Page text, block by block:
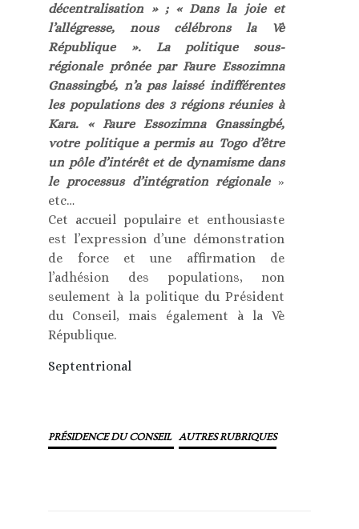
décentralisation » ; « Dans la joie et
l’allégresse, nous célébrons la Vè
République ». La politique sous-
régionale prônée par Faure Essozimna
Gnassingbé, n’a pas laissé indifférentes
les populations des 3 régions réunies à
Kara. « Faure Essozimna Gnassingbé,
votre politique a permis au Togo d’être
un pôle d’intérêt et de dynamisme dans
le processus d’intégration régionale »
etc…
Cet accueil populaire et enthousiaste
est l’expression d’une démonstration
de force et une affirmation de
l’adhésion des populations, non
seulement à la politique du Président
du Conseil, mais également à la Vè
République.
Septentrional
PRÉSIDENCE DU CONSEIL AUTRES RUBRIQUES